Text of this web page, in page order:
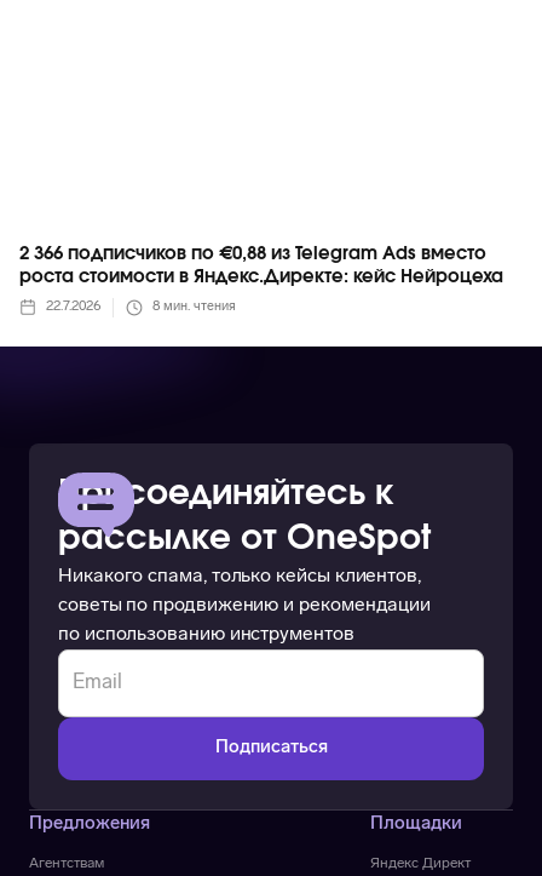
2 366 подписчиков по €0,88 из Telegram Ads вместо
роста стоимости в Яндекс.Директе: кейс Нейроцеха
22.7.2026 8 мин. чтения
Присоединяйтесь к
рассылке от OneSpot
Никакого спама, только кейсы клиентов,
советы по продвижению и рекомендации
по использованию инструментов
Предложения
Агентствам Яндекс Директ
Площадки